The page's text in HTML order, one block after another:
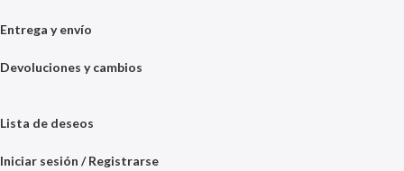
Entrega y envío
Devoluciones y cambios
Lista de deseos
Iniciar sesión / Registrarse